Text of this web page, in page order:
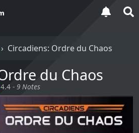
Circadiens: Ordre du Chaos
du Chaos
(,)
4.4 -9 Notes